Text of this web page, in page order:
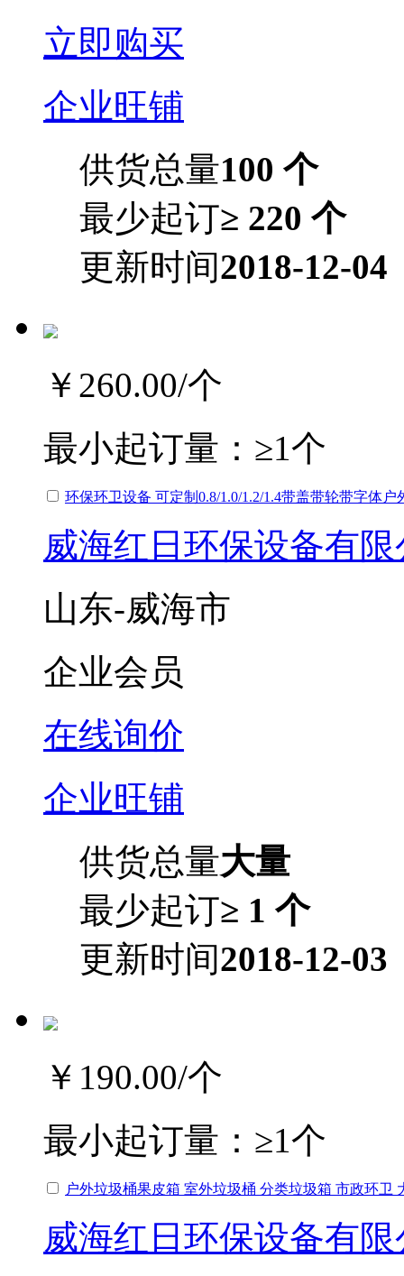
立即购买
企业旺铺
供货总量100 个
最少起订≥ 220 个
更新时间2018-12-04
￥260.00/个
最小起订量： ≥1个
环保环卫设备 可定制0.8/1.0/1.2/1.4带盖带轮带字体户
威海红日环保设备有
山东-威海市
企业会员
在线询价
企业旺铺
供货总量大量
最少起订≥ 1 个
更新时间2018-12-03
￥190.00/个
最小起订量： ≥1个
户外垃圾桶果皮箱 室外垃圾桶 分类垃圾箱 市政环卫
威海红日环保设备有